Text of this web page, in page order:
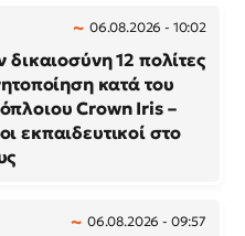
06.08.2026 - 10:02
δικαιοσύνη 12 πολίτες
κατά του
Crown Iris –
εκπαιδευτικοί στο
06.08.2026 - 09:57